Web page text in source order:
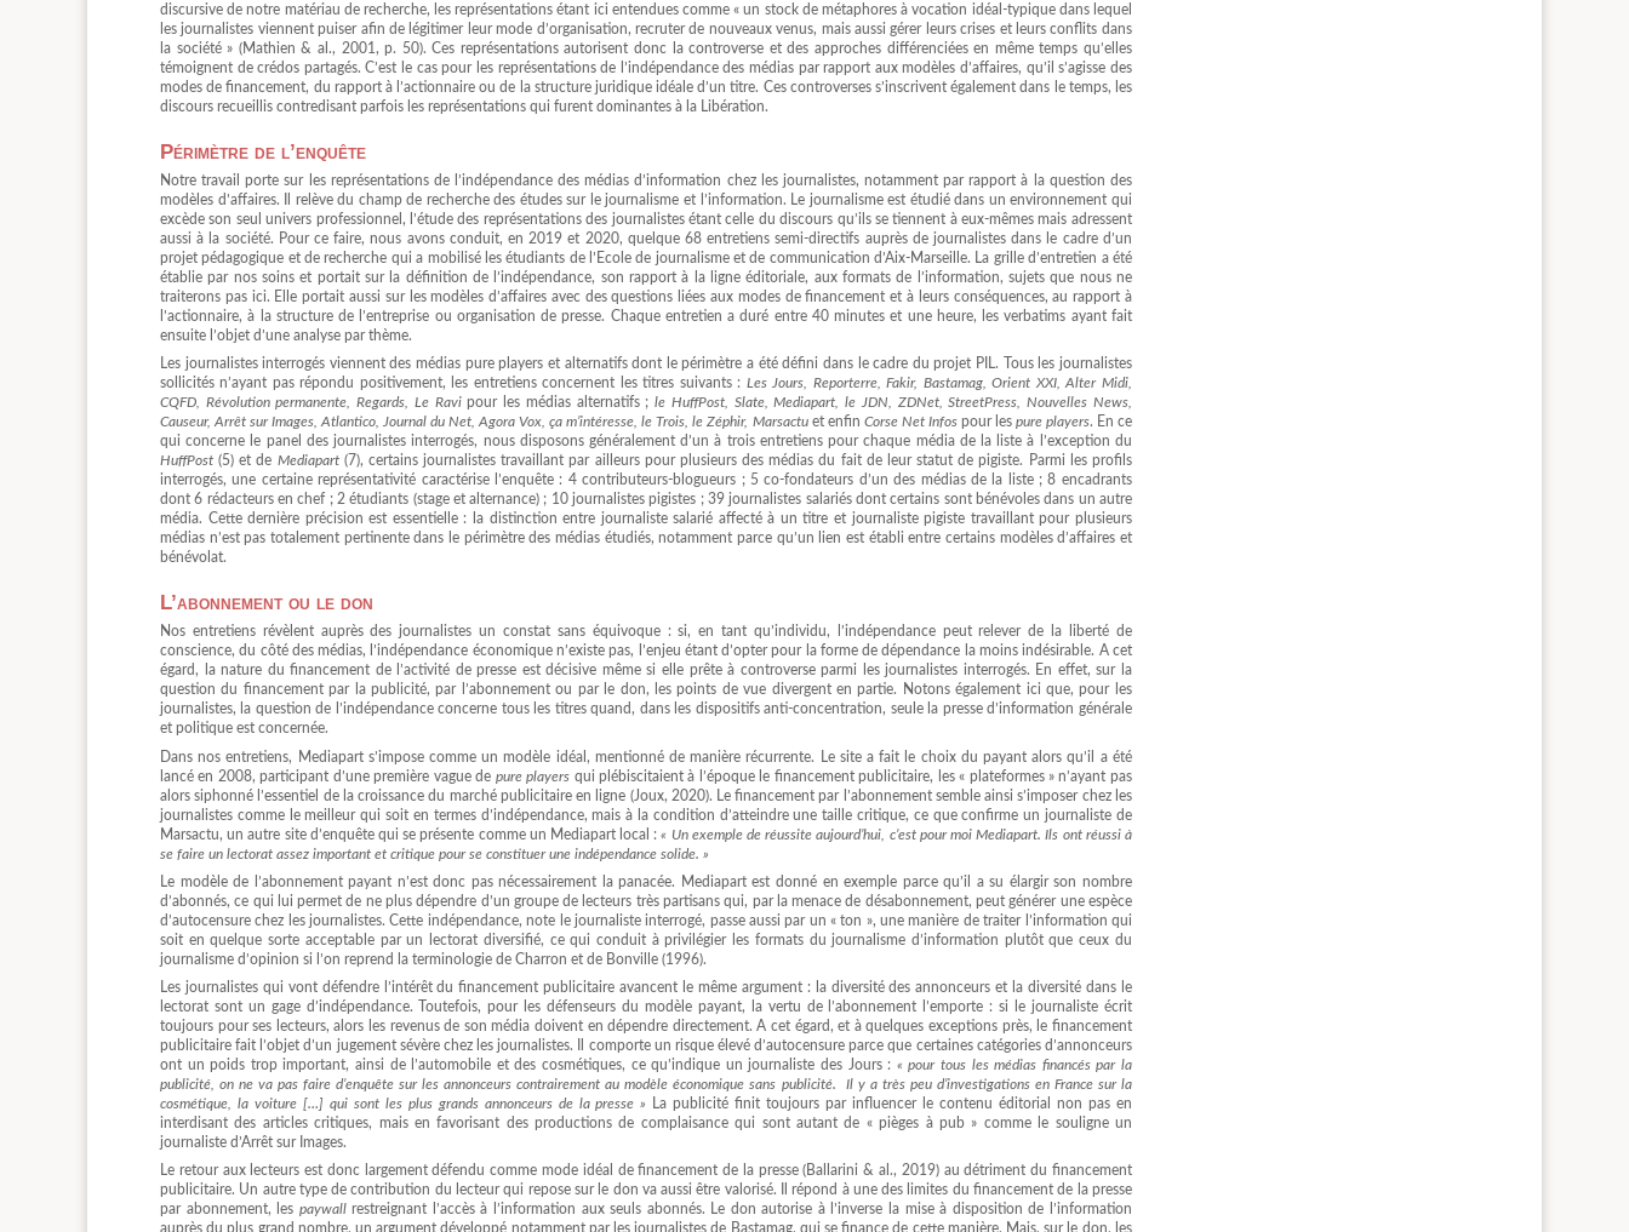
discursive de notre matériau de recherche, les représentations étant ici entendues comme « un stock de métaphores à vocation idéal-typique dans lequel
les journalistes viennent puiser afin de légitimer leur mode d’organisation, recruter de nouveaux venus, mais aussi gérer leurs crises et leurs conflits dans
la société » (Mathien & al., 2001, p. 50). Ces représentations autorisent donc la controverse et des approches différenciées en même temps qu’elles
témoignent de crédos partagés. C’est le cas pour les représentations de l’indépendance des médias par rapport aux modèles d’affaires, qu’il s’agisse des
modes de financement, du rapport à l’actionnaire ou de la structure juridique idéale d’un titre. Ces controverses s’inscrivent également dans le temps, les
discours recueillis contredisant parfois les représentations qui furent dominantes à la Libération.
Périmètre de l’enquête
Notre travail porte sur les représentations de l’indépendance des médias d’information chez les journalistes, notamment par rapport à la question des
modèles d’affaires. Il relève du champ de recherche des études sur le journalisme et l’information. Le journalisme est étudié dans un environnement qui
excède son seul univers professionnel, l’étude des représentations des journalistes étant celle du discours qu’ils se tiennent à eux-mêmes mais adressent
aussi à la société. Pour ce faire, nous avons conduit, en 2019 et 2020, quelque 68 entretiens semi-directifs auprès de journalistes dans le cadre d’un
projet pédagogique et de recherche qui a mobilisé les étudiants de l’Ecole de journalisme et de communication d’Aix-Marseille. La grille d’entretien a été
établie par nos soins et portait sur la définition de l’indépendance, son rapport à la ligne éditoriale, aux formats de l’information, sujets que nous ne
traiterons pas ici. Elle portait aussi sur les modèles d’affaires avec des questions liées aux modes de financement et à leurs conséquences, au rapport à
l’actionnaire, à la structure de l’entreprise ou organisation de presse. Chaque entretien a duré entre 40 minutes et une heure, les verbatims ayant fait
ensuite l’objet d’une analyse par thème.
Les journalistes interrogés viennent des médias pure players et alternatifs dont le périmètre a été défini dans le cadre du projet PIL. Tous les journalistes
sollicités n’ayant pas répondu positivement, les entretiens concernent les titres suivants : Les Jours, Reporterre, Fakir, Bastamag, Orient XXI, Alter Midi,
CQFD, Révolution permanente, Regards, Le Ravipour les médias alternatifs ;le HuffPost, Slate, Mediapart, le JDN, ZDNet, StreetPress, Nouvelles News,
Causeur, Arrêt sur Images, Atlantico, Journal du Net, Agora Vox, ça m’intéresse, le Trois, le Zéphir, Marsactuet enfin Corse Net Infospour les pure players. En ce
qui concerne le panel des journalistes interrogés, nous disposons généralement d’un à trois entretiens pour chaque média de la liste à l’exception du
HuffPost (5) et de Mediapart(7), certains journalistes travaillant par ailleurs pour plusieurs des médias du fait de leur statut de pigiste. Parmi les profils
interrogés, une certaine représentativité caractérise l’enquête : 4 contributeurs-blogueurs ; 5 co-fondateurs d’un des médias de la liste ; 8 encadrants
dont 6 rédacteurs en chef ; 2 étudiants (stage et alternance) ; 10 journalistes pigistes ; 39 journalistes salariés dont certains sont bénévoles dans un autre
média. Cette dernière précision est essentielle : la distinction entre journaliste salarié affecté à un titre et journaliste pigiste travaillant pour plusieurs
médias n’est pas totalement pertinente dans le périmètre des médias étudiés, notamment parce qu’un lien est établi entre certains modèles d’affaires et
bénévolat.
L’abonnement ou le don
Nos entretiens révèlent auprès des journalistes un constat sans équivoque : si, en tant qu’individu, l’indépendance peut relever de la liberté de
conscience, du côté des médias, l’indépendance économique n’existe pas, l’enjeu étant d’opter pour la forme de dépendance la moins indésirable. A cet
égard, la nature du financement de l’activité de presse est décisive même si elle prête à controverse parmi les journalistes interrogés. En effet, sur la
question du financement par la publicité, par l’abonnement ou par le don, les points de vue divergent en partie. Notons également ici que, pour les
journalistes, la question de l’indépendance concerne tous les titres quand, dans les dispositifs anti-concentration, seule la presse d’information générale
et politique est concernée.
Dans nos entretiens, Mediapart s’impose comme un modèle idéal, mentionné de manière récurrente. Le site a fait le choix du payant alors qu’il a été
lancé en 2008, participant d’une première vague de pure players qui plébiscitaient à l’époque le financement publicitaire, les « plateformes » n’ayant pas
alors siphonné l’essentiel de la croissance du marché publicitaire en ligne (Joux, 2020). Le financement par l’abonnement semble ainsi s’imposer chez les
journalistes comme le meilleur qui soit en termes d’indépendance, mais à la condition d’atteindre une taille critique, ce que confirme un journaliste de
Marsactu, un autre site d’enquête qui se présente comme un Mediapart local :« Un exemple de réussite aujourd’hui, c’est pour moi Mediapart. Ils ont réussi à
se faire un lectorat assez important et critique pour se constituer une indépendance solide. »
Le modèle de l’abonnement payant n’est donc pas nécessairement la panacée. Mediapart est donné en exemple parce qu’il a su élargir son nombre
d’abonnés, ce qui lui permet de ne plus dépendre d’un groupe de lecteurs très partisans qui, par la menace de désabonnement, peut générer une espèce
d’autocensure chez les journalistes. Cette indépendance, note le journaliste interrogé, passe aussi par un « ton », une manière de traiter l’information qui
soit en quelque sorte acceptable par un lectorat diversifié, ce qui conduit à privilégier les formats du journalisme d’information plutôt que ceux du
journalisme d’opinion si l’on reprend la terminologie de Charron et de Bonville (1996).
Les journalistes qui vont défendre l’intérêt du financement publicitaire avancent le même argument : la diversité des annonceurs et la diversité dans le
lectorat sont un gage d’indépendance. Toutefois, pour les défenseurs du modèle payant, la vertu de l’abonnement l’emporte : si le journaliste écrit
toujours pour ses lecteurs, alors les revenus de son média doivent en dépendre directement. A cet égard, et à quelques exceptions près, le financement
publicitaire fait l’objet d’un jugement sévère chez les journalistes. Il comporte un risque élevé d’autocensure parce que certaines catégories d’annonceurs
ont un poids trop important, ainsi de l’automobile et des cosmétiques, ce qu’indique un journaliste des Jours : « pour tous les médias financés par la
publicité, on ne va pas faire d’enquête sur les annonceurs contrairement au modèle économique sans publicité.
Il y a très peu d’investigations en France sur la
cosmétique, la voiture […] qui sont les plus grands annonceurs de la presse »
La publicité finit toujours par influencer le contenu éditorial non pas en
interdisant des articles critiques, mais en favorisant des productions de complaisance qui sont autant de « pièges à pub » comme le souligne un
journaliste d’Arrêt sur Images.
Le retour aux lecteurs est donc largement défendu comme mode idéal de financement de la presse (Ballarini & al., 2019) au détriment du financement
publicitaire. Un autre type de contribution du lecteur qui repose sur le don va aussi être valorisé. Il répond à une des limites du financement de la presse
par abonnement, les paywallrestreignant l’accès à l’information aux seuls abonnés. Le don autorise à l’inverse la mise à disposition de l’information
auprès du plus grand nombre, un argument développé notamment par les journalistes de Bastamag, qui se finance de cette manière. Mais, sur le don, les